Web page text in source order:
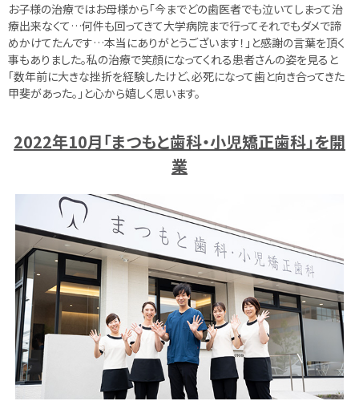
お子様の治療ではお母様から「今までどの歯医者でも泣いてしまって治
療出来なくて…何件も回ってきて大学病院まで行ってそれでもダメで諦
めかけてたんです…本当にありがとうございます！」と感謝の言葉を頂く
事もありました。私の治療で笑顔になってくれる患者さんの姿を見ると
「数年前に大きな挫折を経験したけど、必死になって歯と向き合ってきた
甲斐があった。」と心から嬉しく思います。
2022年10月「まつもと歯科・小児矯正歯科」を開
業